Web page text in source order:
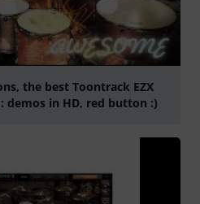
the best Toontrack EZX
demos in HD, red button :)